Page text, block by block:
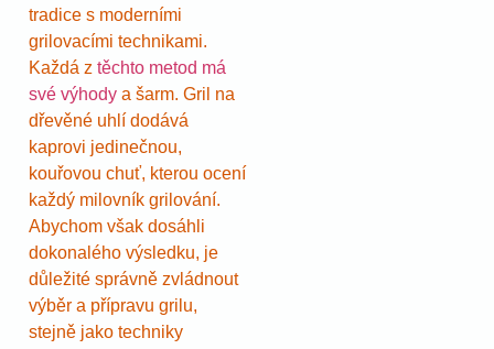
tradice s moderními
grilovacími technikami.
Každá z těchto metod má
své výhody a šarm. Gril na
dřevěné uhlí dodává
kaprovi jedinečnou,
kouřovou chuť, kterou ocení
každý milovník grilování.
Abychom však dosáhli
dokonalého výsledku, je
důležité správně zvládnout
výběr a přípravu grilu,
stejně jako techniky